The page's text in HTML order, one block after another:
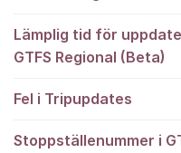
Lämplig tid för
GTFS Regional (Beta)
Fel i Tripupdates
Stoppställenummer i